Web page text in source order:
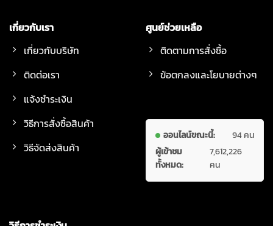
เกี่ยวกับเรา
เกี่ยวกับบริษัท
ติดต่อเรา
แจ้งชำระเงิน
วิธีการสั่งซื้อสินค้า
วิธีจัดส่งสินค้า
ศูนย์ช่วยเหลือ
ติดตามการสั่งซื้อ
ข้อตกลงและโยบายต่างๆ
ออนไลน์ขณะนี้:
94 คน
ผู้เข้าชม
ทั้งหมด:
7,612,226
คน